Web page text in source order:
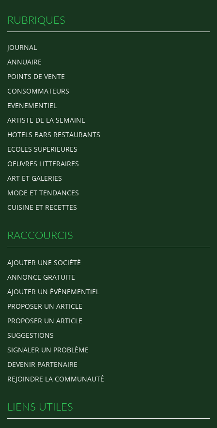
RUBRIQUES
JOURNAL
ANNUAIRE
POINTS DE VENTE
CONSOMMATEURS
EVENEMENTIEL
ARTISTE DE LA SEMAINE
HOTELS BARS RESTAURANTS
ECOLES SUPERIEURES
OEUVRES LITTERAIRES
ART ET GALERIES
MODE ET TENDANCES
CUISINE ET RECETTES
RACCOURCIS
AJOUTER UNE SOCIÉTÉ
ANNONCE GRATUITE
AJOUTER UN ÉVÈNEMENTIEL
PROPOSER UN ARTICLE
PROPOSER UN ARTICLE
SUGGESTIONS
SIGNALER UN PROBLÈME
DEVENIR PARTENAIRE
REJOINDRE LA COMMUNAUTÉ
LIENS UTILES